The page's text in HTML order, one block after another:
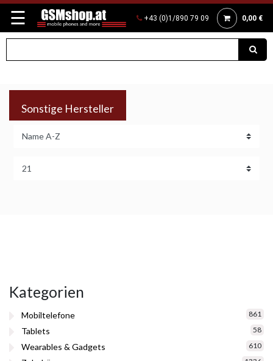
☰ +43 (0)1/890 79 09 0,00 €
Sonstige Hersteller
Kategorien
Mobiltelefone 861
Tablets 58
Wearables & Gadgets 610